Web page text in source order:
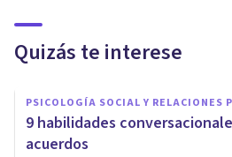
Quizás te interese
PSICOLOGÍA SOCIAL Y RELACIONES
9 habilidades
acuerdos